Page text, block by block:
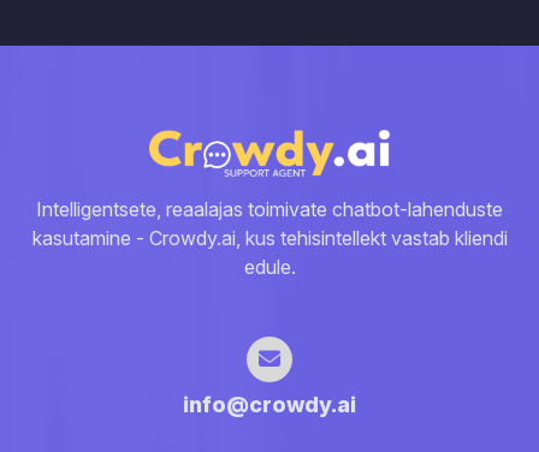
Intelligentsete, reaalajas toimivate chatbot-lahenduste
kasutamine - Crowdy.ai, kus tehisintellekt vastab kliendi
edule.
info@crowdy.ai